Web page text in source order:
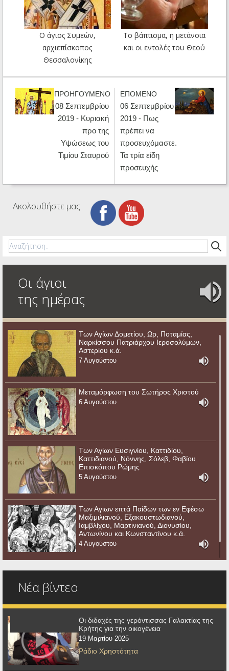
Ο άγιος Συμεών,
αρχιεπίσκοπος
Θεσσαλονίκης
Το βάπτισμα, η μετάνοια
και οι εντολές του Θεού
ΠΡΟΗΓΟΥΜΕΝΟ
08 Σεπτεμβρίου
2019 - Κυριακή
προ της
Υψώσεως του
Τιμίου Σταυρού
ΕΠΟΜΕΝΟ
06 Σεπτεμβρίου
2019 - Πως
πρέπει να
προσευχόμαστε.
Τα τρία είδη
προσευχής
Ακολουθήστε μας
Οι άγιοι
της ημέρας
Των Αγίων Δομετίου, Ωρ, Ποταμίας,
Ναρκίσσου Πατριάρχου Ιεροσολύμων,
Αστερίου κ.ά.
7 Αυγούστου
Μεταμόρφωση του Σωτήρος Χριστού
6 Αυγούστου
Των Αγίων Ευσιγνίου, Καττιδίου,
Καττιδιανού, Νόννης, Σόλεβ, Φαβίου
Επισκόπου Ρώμης
5 Αυγούστου
Των Αγιων επτά Παίδων των εν Εφέσω
Μαξιμιλιανού, Εξακουστωδιανού,
Ιαμβλίχου, Μαρτινιανού, Διονυσίου,
Αντωνίνου και Κωνσταντίνου κ.ά.
4 Αυγούστου
Νέα βίντεο
Οι διδαχές της γερόντισσας Γαλακτίας της
Κρήτης για την οικογένεια
19 Μαρτίου 2025
Ράδιο Χρηστότητα